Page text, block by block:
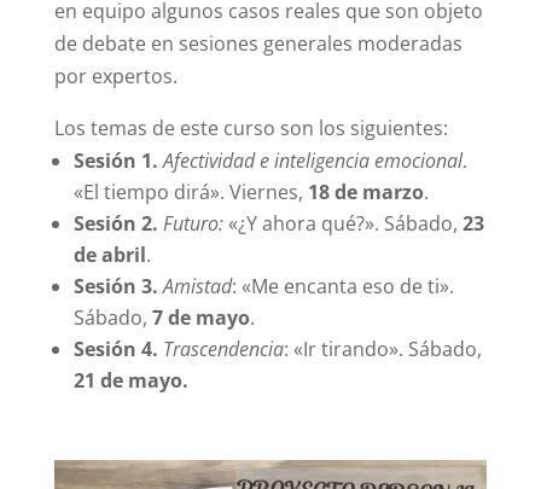
en equipo algunos casos reales que son objeto
de debate en sesiones generales moderadas
por expertos.
Los temas de este curso son los siguientes:
Sesión 1. Afectividad e inteligencia emocional.
«El tiempo dirá». Viernes, 18 de marzo.
Sesión 2. Futuro:«¿Y ahora qué?». Sábado, 23
de abril.
Sesión 3. Amistad: «Me encanta eso de ti».
Sábado, 7 de mayo.
Sesión 4. Trascendencia: «Ir tirando». Sábado,
21 de mayo.